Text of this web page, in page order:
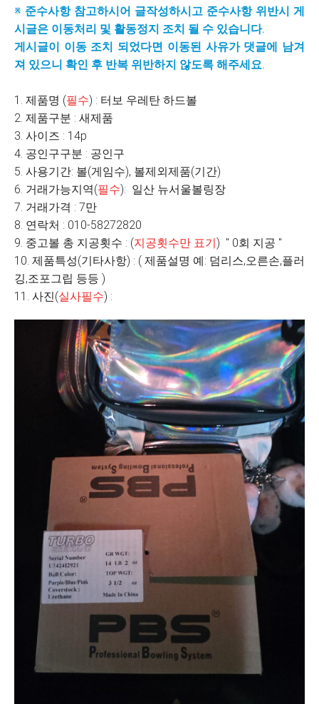
※ 준수사항 참고하시어 글작성하시고 준수사항 위반시 게
시글은 이동처리 및 활동정지 조치 될 수 있습니다.
게시글이 이동 조치 되었다면 이동된 사유가 댓글에 남겨
져 있으니 확인 후 반복 위반하지 않도록 해주세요.
1. 제품명 (필수) : 터보 우레탄 하드볼
2. 제품구분 : 새제품
3. 사이즈 : 14p
4. 공인구구분 : 공인구
5. 사용기간: 볼(게임수), 볼제외제품(기간)
6. 거래가능지역(필수): 일산 뉴서울볼링장
7. 거래가격 : 7만
8. 연락처 : 010-58272820
9. 중고볼 총 지공횟수 : (지공횟수만 표기) " 0회 지공 "
10. 제품특성(기타사항) : ( 제품설명 예: 덤리스,오른손,플러
깅,조포그립 등등 )
11. 사진(실사필수) :